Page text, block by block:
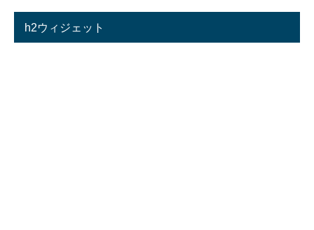
h2ウィジェット